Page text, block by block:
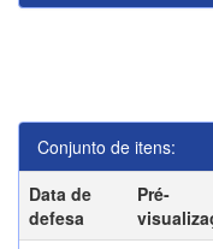
Conjunto de itens:
Data de
defesa
Pré-